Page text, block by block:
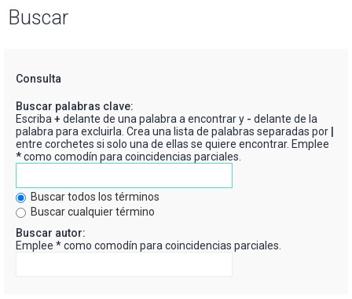
Buscar
Consulta
Buscar palabras clave:
Escriba+ delante de una palabra a encontrar y - delante de la
palabra para excluirla. Crea una lista de palabras separadas por
entre corchetes si solo una de ellas se quiere encontrar. Emplee
*como comodín para coincidencias parciales.
Buscar todos los términos
Buscar cualquier término
Buscar autor:
Emplee * como comodín para coincidencias parciales.